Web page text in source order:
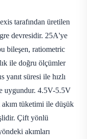
tarafından üretilen
devresidir. 25A'ye
bileşen, ratiometric
ile doğru ölçümler
yanıt süresi ile hızlı
uygundur. 4.5V-5.5V
tüketimi ile düşük
Çift yönlü
akımları